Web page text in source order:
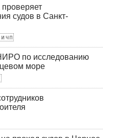
проверяет
судов в Санкт-
чп
по исследованию
море